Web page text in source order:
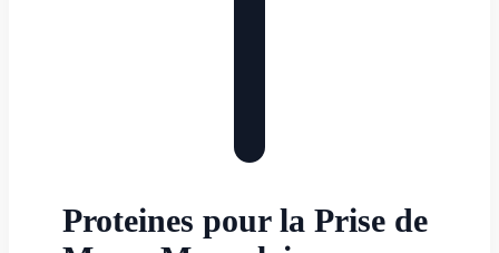
Proteines pour la Prise de